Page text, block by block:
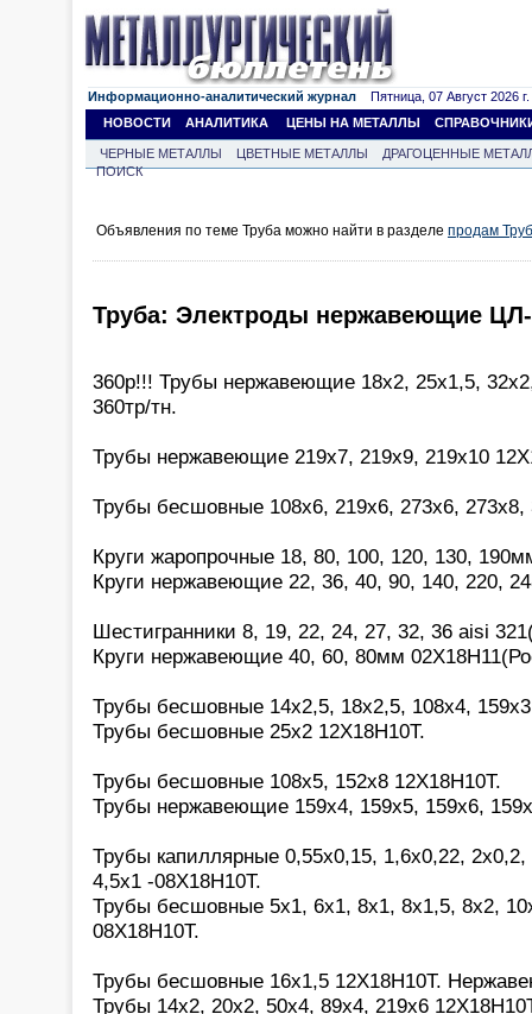
Информационно-аналитический журнал Пятница, 07 Август 2026 г.
НОВОСТИ
АНАЛИТИКА ЦЕНЫ НА МЕТАЛЛЫ
ЧЕРНЫЕ МЕТАЛЛЫ ЦВЕТНЫЕ МЕТАЛЛЫ
ДРАГОЦЕННЫЕ
ПОИСК
Объявления по теме Труба можно найти в разделе продам
Труба: Электроды нержавеющие
360р!!! Трубы нержавеющие 18х2, 25х1,5,
360тр/тн.
Трубы нержавеющие 219х7, 219х9, 219х10
Трубы бесшовные 108х6, 219х6, 273х6, 273х8,
Круги жаропрочные 18, 80, 100, 120, 130,
Круги нержавеющие 22, 36, 40, 90, 140, 220,
Шестигранники 8, 19, 22, 24, 27, 32, 36 aisi
Круги нержавеющие 40, 60, 80мм
Трубы бесшовные 14х2,5, 18х2,5, 108х4,
Трубы бесшовные 25х2 12Х18Н10Т.
Трубы бесшовные 108х5, 152х8 12Х18Н10Т.
Трубы нержавеющие 159х4, 159х5, 159х6,
Трубы капиллярные 0,55х0,15, 1,6х0,22,
4,5х1 -08Х18Н10Т.
Трубы бесшовные 5х1, 6х1, 8х1, 8х1,5, 8х2,
08Х18Н10Т.
Трубы бесшовные 16х1,5 12Х18Н10Т.
Трубы 14х2, 20х2, 50х4, 89х4, 219х6